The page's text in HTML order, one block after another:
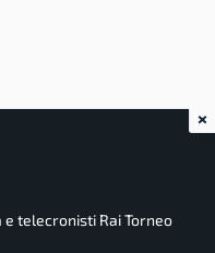
telecronisti Rai Torneo
×